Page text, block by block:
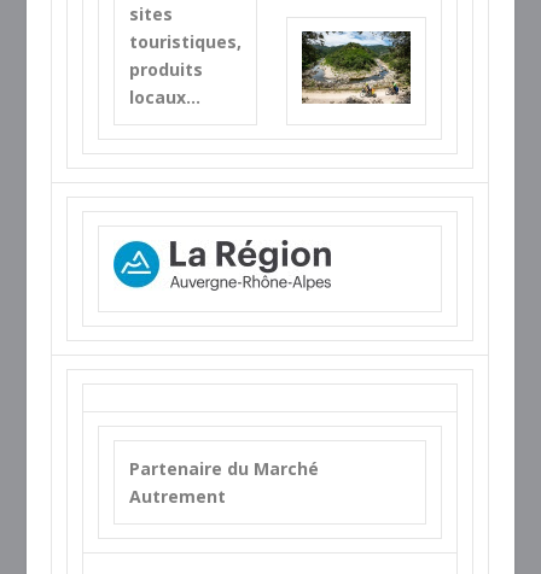
sites
touristiques,
produits
locaux…
Partenaire du Marché
Autrement